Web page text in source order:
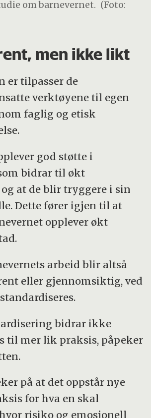
om barnevernet. (Foto:
men ikke likt
er tilpasser de
verktøyene til egen
faglig og etisk
god støtte i
bidrar til økt
at de blir tryggere i sin
Dette fører igjen til at
opplever økt
arbeid blir altså
eller gjennomsiktig, ved
bidrar ikke
til mer lik praksis, påpeker
på at det oppstår nye
for hva en skal
risiko og emosjonell